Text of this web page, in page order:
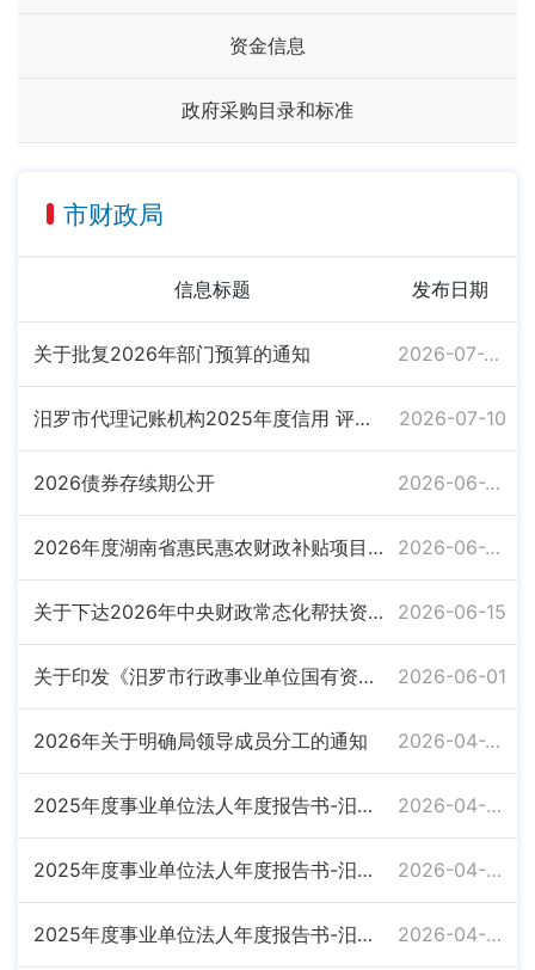
资金信息
政府采购目录和标准
市财政局
信息标题 发布日期
关于批复2026年部门预算的通知 2026-07-22
汨罗市代理记账机构2025年度信用 评价（试点）结果公示 2026-07-10
2026债券存续期公开 2026-06-26
2026年度湖南省惠民惠农财政补贴项目清单 2026-06-23
关于下达2026年中央财政常态化帮扶资金的通知 2026-06-15
关于印发《汨罗市行政事业单位国有资产管理与预算管理相结合的实施办法》的通知 2026-06-01
2026年关于明确局领导成员分工的通知 2026-04-20
2025年度事业单位法人年度报告书-汨罗市政府债务监测中心 2026-04-02
2025年度事业单位法人年度报告书-汨罗市政府和社会资本合作中心 2026-04-02
2025年度事业单位法人年度报告书-汨罗市政府采购管理办公室 2026-04-02